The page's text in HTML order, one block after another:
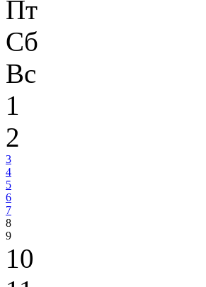
Пт
Сб
Вс
1
2
3
4
5
6
7
8
9
10